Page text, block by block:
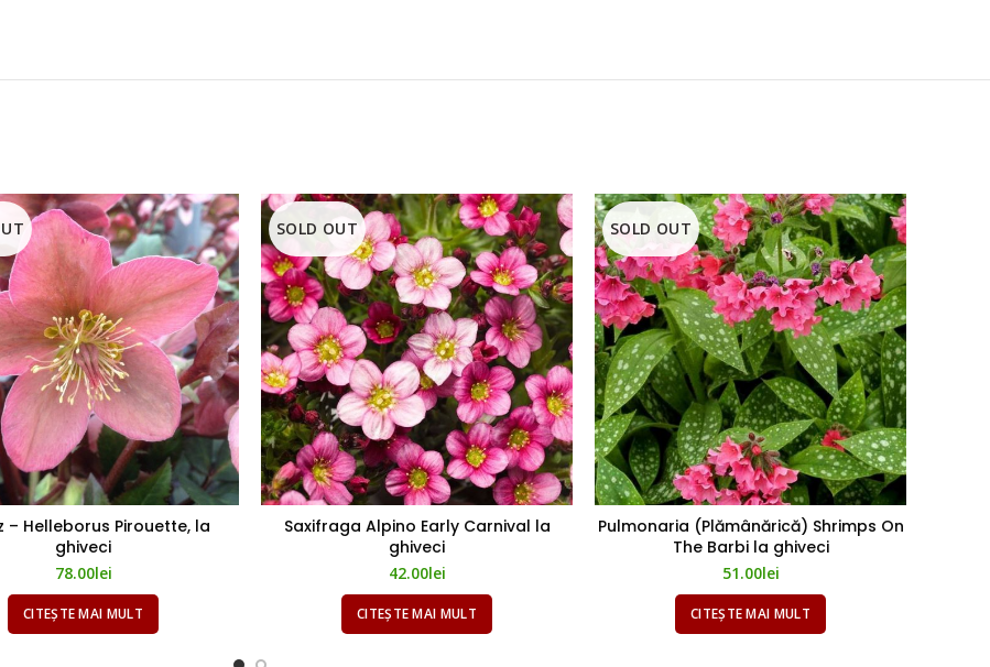
– Helleborus Pirouette, la
ghiveci
78.00lei
CITEȘTE MAI MULT
SOLD OUT
Saxifraga Alpino Early Carnival la
ghiveci
42.00lei
CITEȘTE MAI MULT
SOLD OUT
Pulmonaria (Plămânărică) Shrimps On
The Barbi la ghiveci
51.00lei
CITEȘTE MAI MULT